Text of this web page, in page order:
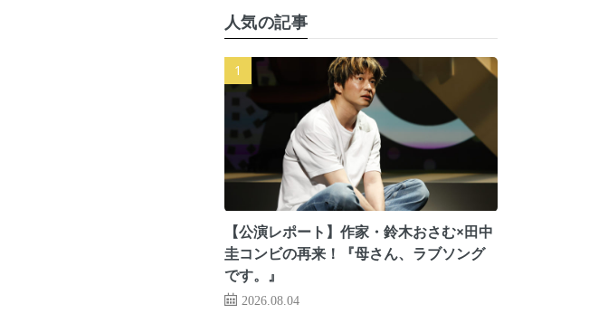
人気の記事
【公演レポート】作家・鈴木おさむ×田中
圭コンビの再来！『母さん、ラブソング
です。』
2026.08.04